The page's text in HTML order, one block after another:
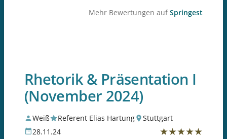
Mehr Bewertungen aufSpringest
Rhetorik & Präsentation I
(November 2024)
Weiß Referent Elias Hartung
Stuttgart
28.11.24
★★★★★